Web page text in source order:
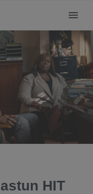
HIT